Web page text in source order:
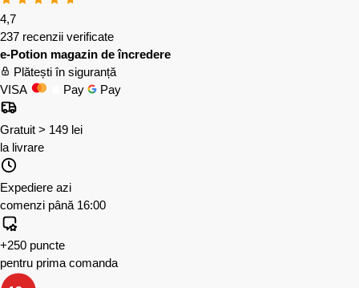
4,7
237 recenzii verificate
e-Potion magazin de încredere
Plătești în siguranță
VISA
Pay Pay
Gratuit > 149 lei
la livrare
Expediere azi
comenzi până 16:00
+250 puncte
pentru prima comanda